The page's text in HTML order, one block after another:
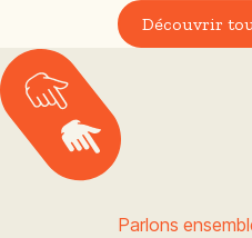
Découvrir
Parlons